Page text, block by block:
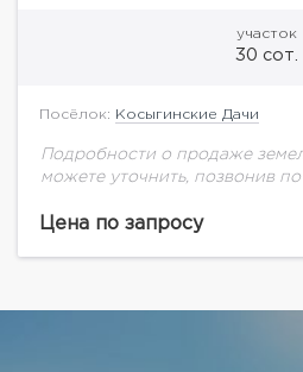
участок
30 сот.
Посёлок: Косыгинские Дачи
Подробности о продаже
можете уточнить, позвонив
Цена по запросу